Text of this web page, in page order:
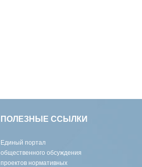
ПОЛЕЗНЫЕ ССЫЛКИ
Единый портал
общественного обсуждения
проектов нормативных